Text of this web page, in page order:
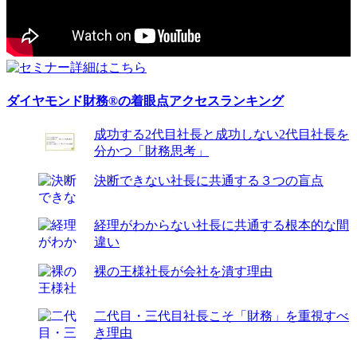
ダイヤモンド財務®の着眼点アクセスランキング
成功する2代目社長と成功しない2代目社長を
分かつ「財務思考」
決断できない社長に共通する３つの盲点
経理がわからない社長に共通する根本的な間
違い
裸の王様社長が会社を潰す理由
二代目・三代目社長こそ「財務」を重視すべ
き理由